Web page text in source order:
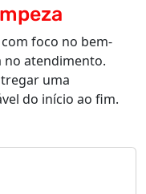
foco no bem-
no atendimento.
uma
do início ao fim.